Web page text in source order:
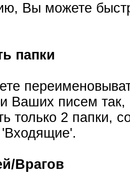
Вы можете
папки
Ваших писем
только 2 папки,
Врагов